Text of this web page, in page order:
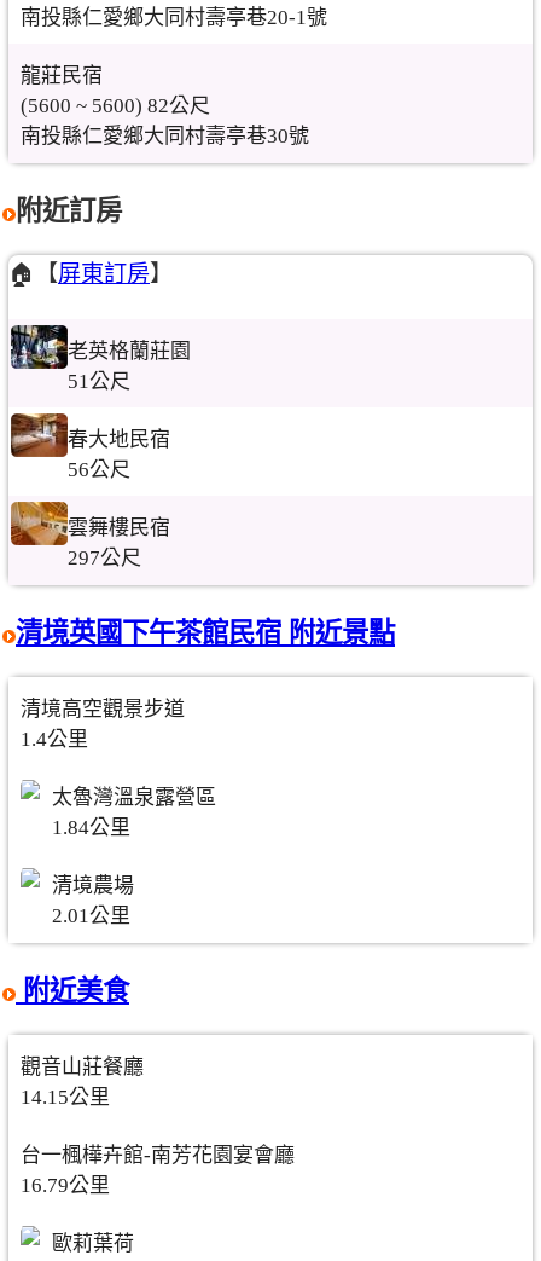
南投縣仁愛鄉大同村壽亭巷20-1號
龍莊民宿
(5600 ~ 5600) 82公尺
南投縣仁愛鄉大同村壽亭巷30號
附近訂房
🏠【屏東訂房】
老英格蘭莊園
51公尺
春大地民宿
56公尺
雲舞樓民宿
297公尺
清境英國下午茶館民宿 附近景點
清境高空觀景步道
1.4公里
太魯灣溫泉露營區
1.84公里
清境農場
2.01公里
附近美食
觀音山莊餐廳
14.15公里
台一楓樺卉館-南芳花園宴會廳
16.79公里
歐莉葉荷